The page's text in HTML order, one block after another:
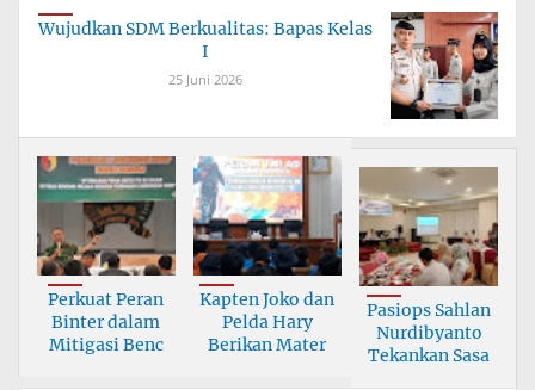
Wujudkan SDM Berkualitas: Bapas Kelas
I
25 Juni 2026
Perkuat Peran
Binter dalam
Mitigasi Benc
Kapten Joko dan
Pelda Hary
Berikan Mater
Pasiops Sahlan
Nurdibyanto
Tekankan Sasa